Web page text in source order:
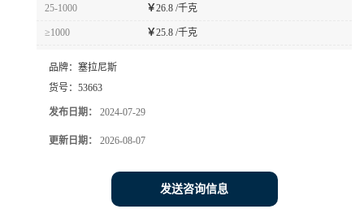
25-1000 ￥26.8 /千克
≥1000 ￥25.8 /千克
品牌： 塞拉尼斯
货号： 53663
发布日期： 2024-07-29
更新日期： 2026-08-07
发送咨询信息